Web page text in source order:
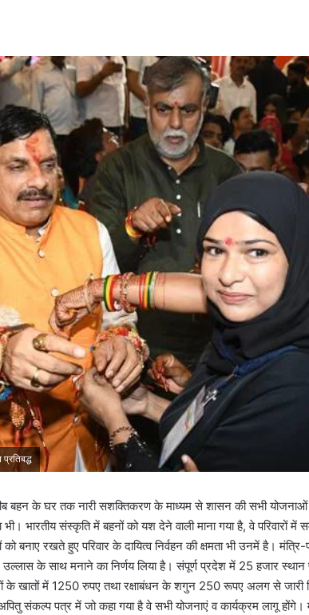
बहन के घर तक नारी सशक्तिकरण के माध्यम से शासन की सभी
भारतीय संस्कृति में बहनों को यश देने वाली माना गया है, वे परिवारों में
बनाए रखते हुए परिवार के दायित्व निर्वहन की क्षमता भी उनमें है। मंत्रि-
के साथ मनाने का निर्णय लिया है। संपूर्ण प्रदेश में 25 हजार
के खातों में 1250 रुपए तथा रक्षाबंधन के शगुन 250 रूपए अलग से जारी
अपितु संकल्प पत्र में जो कहा गया है वे सभी योजनाएं व कार्यक्रम लागू होंगे।